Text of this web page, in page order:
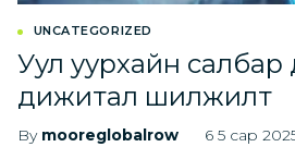
UNCATEGORIZED
Уул уурхайн салбар
дижитал шилжилт
By mooreglobalrow 6 5 сар